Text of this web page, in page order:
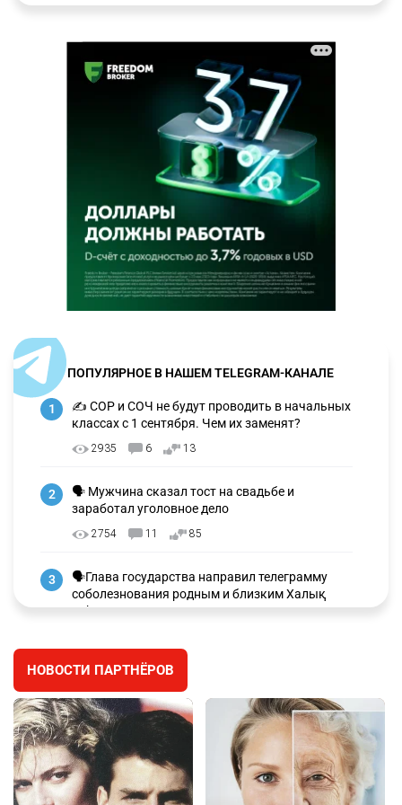
ПОПУЛЯРНОЕ В НАШЕМ TELEGRAM-КАНАЛЕ
1
✍️ СОР и СОЧ не будут проводить в начальных
классах с 1 сентября. Чем их заменят?
2935 6 13
2
🗣 Мужчина сказал тост на свадьбе и
заработал уголовное дело
2754 11 85
3
🗣Глава государства направил телеграмму
соболезнования родным и близким Халық
қаһарманы Ивана Гапича
🇫🇷 Клуб ПСЖ объявил об открытии своей
футбольной академии в Астане
2629 2 39
5
🇺🇸🇯🇵 США и Япония провели совместную
интервенцию для спасения иены
НОВОСТИ ПАРТНЁРОВ